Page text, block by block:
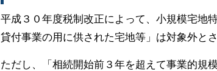
平成３０年度税制改正によって、小規模宅地
貸付事業の用に供された宅地等」は対象外と
ただし、「相続開始前３年を超えて事業的規